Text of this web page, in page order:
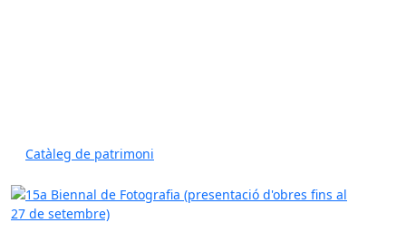
Catàleg de patrimoni